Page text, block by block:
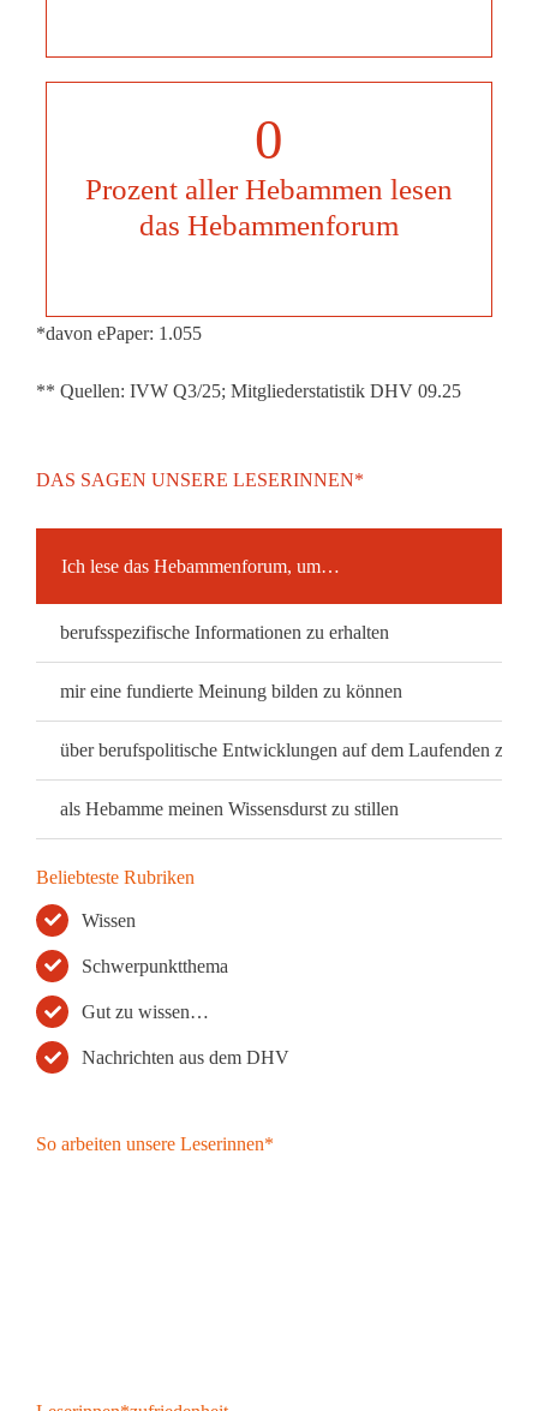
0
Prozent aller Hebammen lesen
das Hebammenforum
*davon ePaper: 1.055
** Quellen: IVW Q3/25; Mitgliederstatistik DHV 09.25
DAS SAGEN UNSERE LESERINNEN*
Ich lese das Hebammenforum, um…
berufsspezifische Informationen zu erhalten
mir eine fundierte Meinung bilden zu können
über berufspolitische Entwicklungen auf dem Laufenden zu
als Hebamme meinen Wissensdurst zu stillen
Beliebteste Rubriken
Wissen
Schwerpunktthema
Gut zu wissen…
Nachrichten aus dem DHV
So arbeiten unsere Leserinnen*